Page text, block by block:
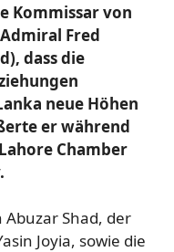
Kommissar von
Fred
dass die
neue Höhen
er während
Chamber
Abuzar Shad, der
Joyia, sowie die